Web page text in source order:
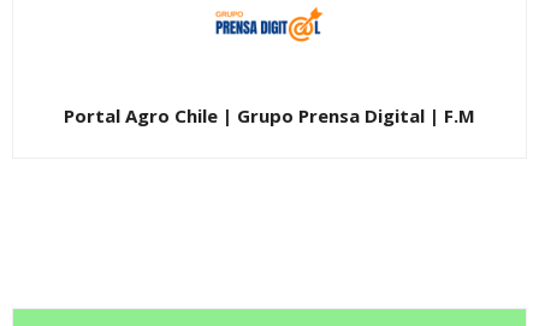
Portal Agro Chile | Grupo Prensa Digital | F.M